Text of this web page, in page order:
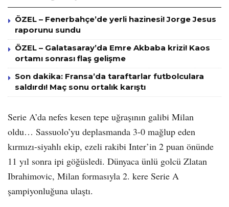
ÖZEL – Fenerbahçe’de yerli hazinesi! Jorge Jesus
raporunu sundu
ÖZEL – Galatasaray’da Emre Akbaba krizi! Kaos
ortamı sonrası flaş gelişme
Son dakika: Fransa’da taraftarlar futbolculara
saldırdı! Maç sonu ortalık karıştı
Serie A’da nefes kesen tepe uğraşının galibi Milan
oldu… Sassuolo’yu deplasmanda 3-0 mağlup eden
kırmızı-siyahlı ekip, ezeli rakibi Inter’in 2 puan önünde
11 yıl sonra ipi göğüsledi. Dünyaca ünlü golcü Zlatan
Ibrahimovic, Milan formasıyla 2. kere Serie A
şampiyonluğuna ulaştı.